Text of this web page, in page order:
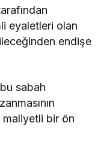
eyaletleri olan
endişe
sabah
maliyetli bir ön